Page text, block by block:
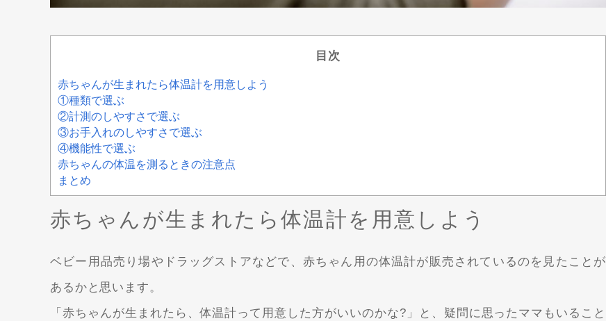
目次
赤ちゃんが生まれたら体温計を用意しよう
①種類で選ぶ
②計測のしやすさで選ぶ
③お手入れのしやすさで選ぶ
④機能性で選ぶ
赤ちゃんの体温を測るときの注意点
まとめ
赤ちゃんが生まれたら体温計を用意しよう
ベビー用品売り場やドラッグストアなどで、赤ちゃん用の体温計が販売されているのを見たことが
あるかと思います。
「赤ちゃんが生まれたら、体温計って用意した方がいいのかな?」と、疑問に思ったママもいること